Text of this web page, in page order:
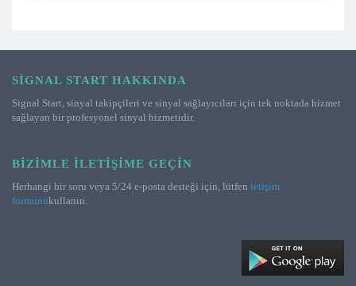
SIGNAL START HAKKINDA
Signal Start, sinyal takipçileri ve sinyal sağlayıcıları için tek noktada hizmet
sağlayan bir profesyonel sinyal hizmetidir.
BIZIMLE İLETIŞIME GEÇIN
Herhangi bir soru veya 5/24 e-posta desteği için, lütfen ietişim
formunukullanın.